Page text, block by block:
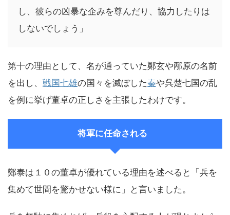
し、彼らの凶暴な企みを尊んだり、協力したりは
しないでしょう」
第十の理由として、名が通っていた鄭玄や邴原の名前
を出し、 戦国七雄の国々を滅ぼした秦や呉楚七国の乱
を例に挙げ董卓の正しさを主張したわけです。
将軍に任命される
鄭泰は１０の董卓が優れている理由を述べると「兵を
集めて世間を驚かせない様に」と言いました。